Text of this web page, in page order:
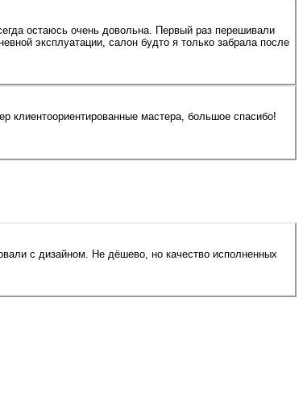
остаюсь очень довольна. Первый раз перешивали
эксплуатации, салон будто я только забрала после
клиентоориентированные мастера, большое спасибо!
с дизайном. Не дёшево, но качество исполненных